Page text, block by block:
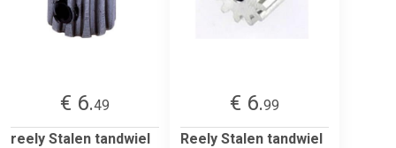
€ 6.49
reely Stalen tandwiel
€ 6.99
Reely Stalen tandwiel